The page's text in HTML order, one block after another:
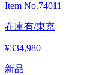
Item No.74011
在庫有/東京
¥334,980
新品